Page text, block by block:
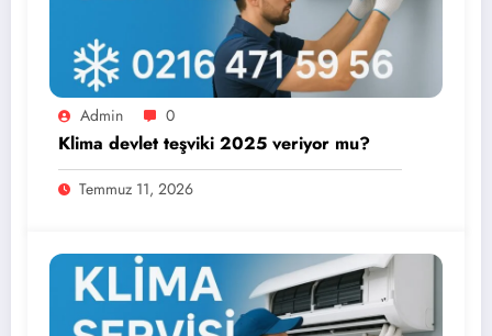
Admin 0
Klima devlet teşviki 2025 veriyor mu?
Temmuz 11, 2026